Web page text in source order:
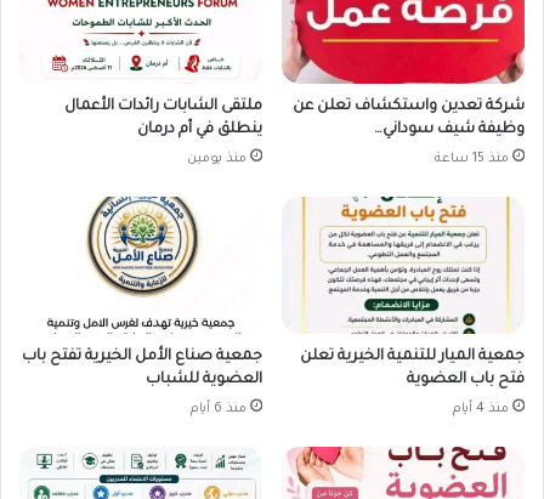
شركة تعدين واستكشاف تعلن عن
وظيفة شيف سوداني…
منذ 15 ساعة
ملتقى الشابات رائدات الأعمال
ينطلق في أم درمان
منذ يومين
جمعية الميار للتنمية الخيرية تعلن
فتح باب العضوية
منذ 4 أيام
جمعية صناع الأمل الخيرية تفتح باب
العضوية للشباب
منذ 6 أيام